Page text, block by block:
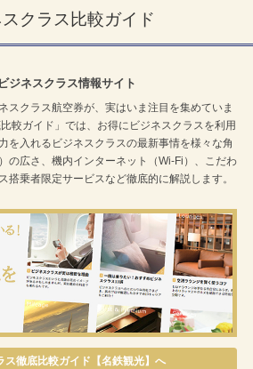
クラス比較ガイド
ジネスクラス情報サイト
スクラス航空券が、実はいま注目を集めていま
較ガイド」では、お得にビジネスクラスを利用
を入れるビジネスクラスの最新事情を様々な角
の広さ、機内インターネット（Wi-Fi）、こだわ
搭乗者限定サービスなど徹底的に解説します。
ス徹底比較ガイド【名鉄観光】へ